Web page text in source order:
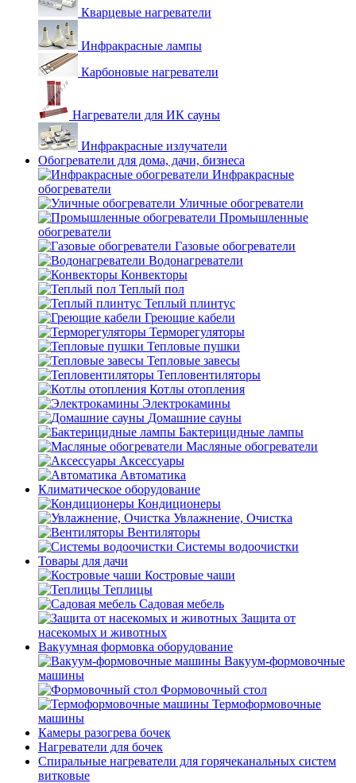
Кварцевые нагреватели
Инфракрасные лампы
Карбоновые нагреватели
Нагреватели для ИК сауны
Инфракрасные излучатели
Обогреватели для дома, дачи, бизнеса
Инфракрасные
обогреватели
Уличные обогреватели
Промышленные
обогреватели
Газовые обогреватели
Водонагреватели
Конвекторы
Теплый пол
Теплый плинтус
Греющие кабели
Терморегуляторы
Тепловые пушки
Тепловые завесы
Тепловентиляторы
Котлы отопления
Электрокамины
Домашние сауны
Бактерицидные лампы
Масляные обогреватели
Аксессуары
Автоматика
Климатическое оборудование
Кондиционеры
Увлажнение, Очистка
Вентиляторы
Системы водоочистки
Товары для дачи
Костровые чаши
Теплицы
Садовая мебель
Защита от
насекомых и животных
Вакуумная формовка оборудование
Вакуум-формовочные
машины
Формовочный стол
Термоформовочные
машины
Камеры разогрева бочек
Нагреватели для бочек
Спиральные нагреватели для горячеканальных систем
витковые